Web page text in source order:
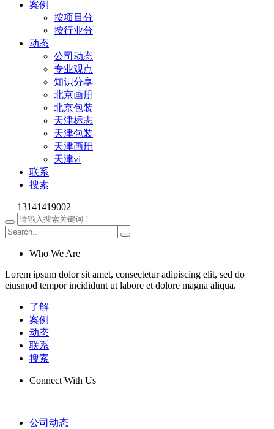
案例
按项目分
按行业分
动态
公司动态
专业观点
知识分享
北京画册
北京包装
天津标志
天津包装
天津画册
天津vi
联系
搜索
13141419002
Who We Are
Lorem ipsum dolor sit amet, consectetur adipiscing elit, sed do
eiusmod tempor incididunt ut labore et dolore magna aliqua.
了解
案例
动态
联系
搜索
Connect With Us
公司动态